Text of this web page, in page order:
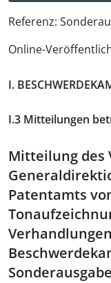
Referenz:
Online-
I.
I.3 Mitteilungen
Mitteilung des
Patentamts